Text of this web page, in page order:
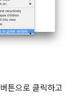
튼으로 클릭하고